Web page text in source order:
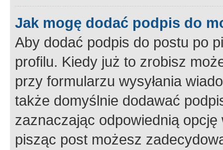
Jak mogę dodać podpis do
Aby dodać podpis do postu po
profilu. Kiedy już to zrobisz
przy formularzu wysyłania
także domyślnie dodawać
zaznaczając odpowiednią
pisząc post możesz